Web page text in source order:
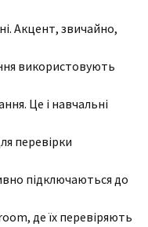
Акцент, звичайно,
використовують
Це і навчальні
перевірки
підключаються до
де їх перевіряють